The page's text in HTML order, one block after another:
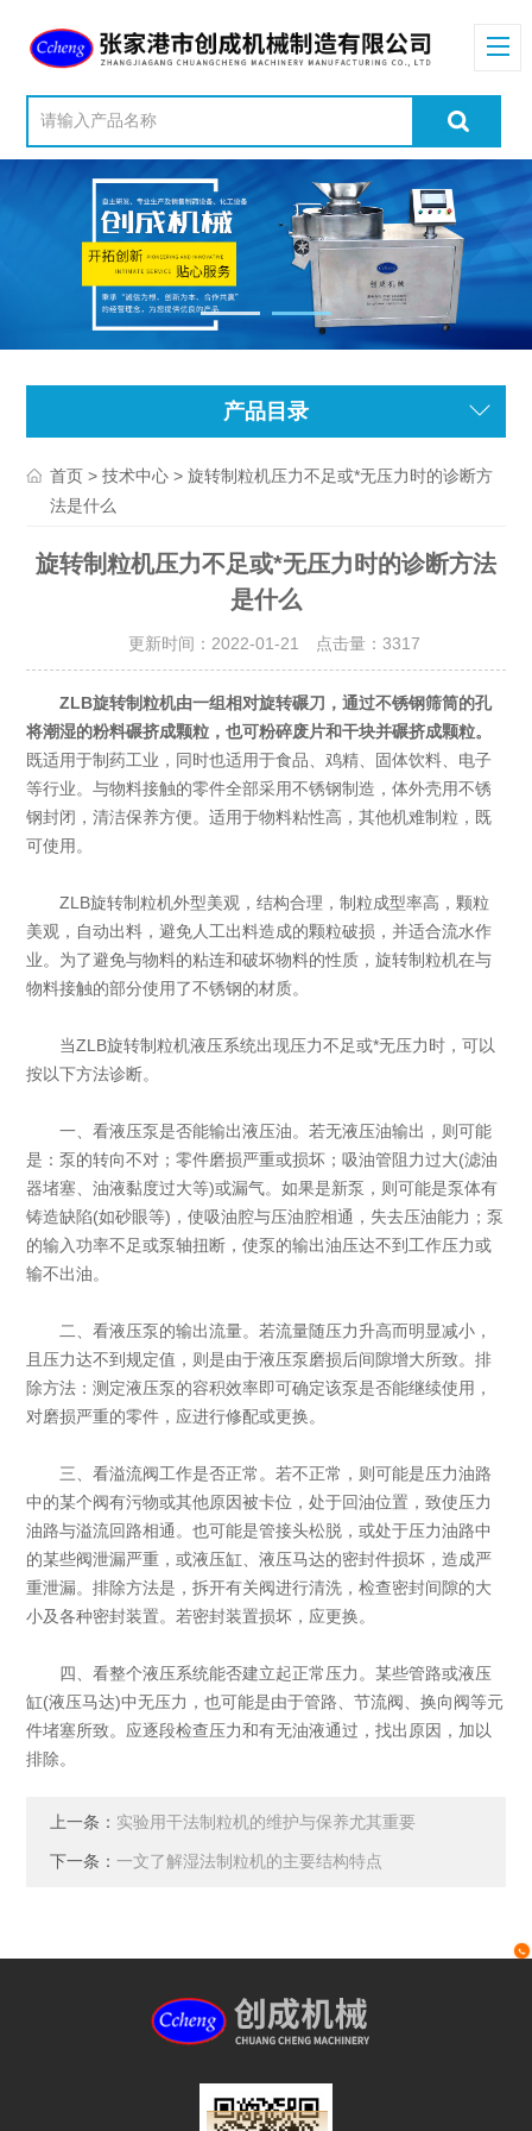
产品目录
首页 >技术中心 > 旋转制粒机压力不足或*无压力时的诊断方
法是什么
旋转制粒机压力不足或*无压力时的诊断方法
是什么
更新时间：2022-01-21 点击量： 3317
ZLB旋转制粒机由一组相对旋转碾刀，通过不锈钢筛筒的孔
将潮湿的粉料碾挤成颗粒，也可粉碎废片和干块并碾挤成颗粒。
既适用于制药工业，同时也适用于食品、鸡精、固体饮料、电子
等行业。与物料接触的零件全部采用不锈钢制造，体外壳用不锈
钢封闭，清洁保养方便。适用于物料粘性高，其他机难制粒，既
可使用。
ZLB旋转制粒机外型美观，结构合理，制粒成型率高，颗粒
美观，自动出料，避免人工出料造成的颗粒破损，并适合流水作
业。为了避免与物料的粘连和破坏物料的性质，旋转制粒机在与
物料接触的部分使用了不锈钢的材质。
当ZLB旋转制粒机液压系统出现压力不足或*无压力时，可以
按以下方法诊断。
一、看液压泵是否能输出液压油。若无液压油输出，则可能
是：泵的转向不对；零件磨损严重或损坏；吸油管阻力过大(滤油
器堵塞、油液黏度过大等)或漏气。如果是新泵，则可能是泵体有
铸造缺陷(如砂眼等)，使吸油腔与压油腔相通，失去压油能力；泵
的输入功率不足或泵轴扭断，使泵的输出油压达不到工作压力或
输不出油。
二、看液压泵的输出流量。若流量随压力升高而明显减小，
且压力达不到规定值，则是由于液压泵磨损后间隙增大所致。排
除方法：测定液压泵的容积效率即可确定该泵是否能继续使用，
对磨损严重的零件，应进行修配或更换。
三、看溢流阀工作是否正常。若不正常，则可能是压力油路
中的某个阀有污物或其他原因被卡位，处于回油位置，致使压力
油路与溢流回路相通。也可能是管接头松脱，或处于压力油路中
的某些阀泄漏严重，或液压缸、液压马达的密封件损坏，造成严
重泄漏。排除方法是，拆开有关阀进行清洗，检查密封间隙的大
小及各种密封装置。若密封装置损坏，应更换。
四、看整个液压系统能否建立起正常压力。某些管路或液压
缸(液压马达)中无压力，也可能是由于管路、节流阀、换向阀等元
件堵塞所致。应逐段检查压力和有无油液通过，找出原因，加以
排除。
上一条： 实验用干法制粒机的维护与保养尤其重要
下一条：一文了解湿法制粒机的主要结构特点